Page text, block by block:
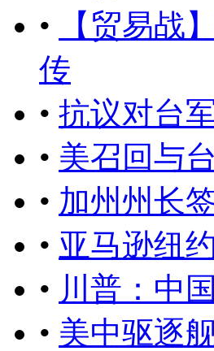
•
【贸易战
传
• 抗议对台
• 美召回与
• 加州州长
• 亚马逊纽
• 川普：中
• 美中驱逐